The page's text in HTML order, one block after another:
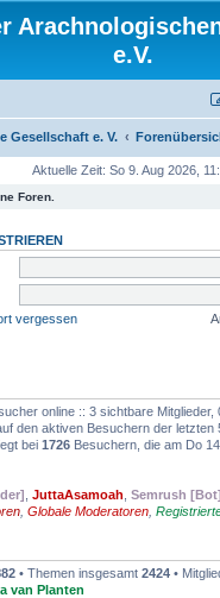
e.V.
Gesellschaft e. V.
Aktuelle Zeit: So 9. Aug 2026,
Foren.
vergessen
online :: 3 sichtbare
den aktiven Besuchern der letzten
bei 1726 Besuchern, die am Do
JuttaAsamoah Semrush [Bot]
Globale Moderatoren
• Themen insgesamt 2424 •
van Planten